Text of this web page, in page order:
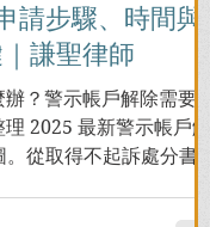
請步驟、時間與
謙聖律師
？警示帳戶解除需要多
2025 最新警示帳戶解
從取得不起訴處分書到